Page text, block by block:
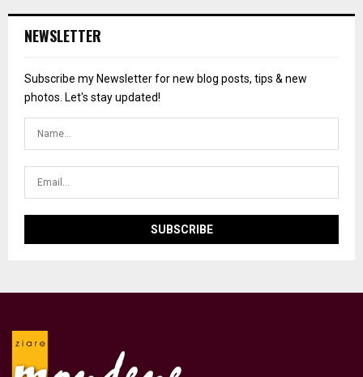
NEWSLETTER
Subscribe my Newsletter for new blog posts, tips & new
photos. Let's stay updated!